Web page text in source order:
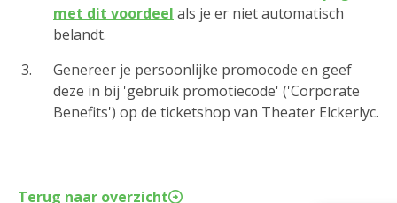
met dit voordeel als je er niet automatisch
belandt.
Genereer je persoonlijke promocode en geef
deze in bij 'gebruik promotiecode' ('Corporate
Benefits') op de ticketshop van Theater Elckerlyc.
Terug naar overzicht